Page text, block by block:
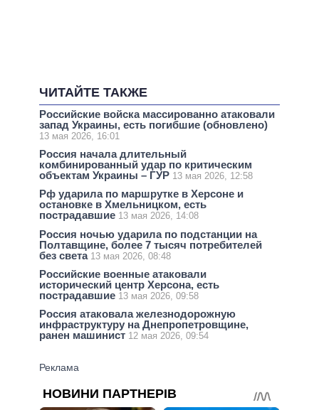
ЧИТАЙТЕ ТАКЖЕ
Российские войска массированно атаковали
запад Украины, есть погибшие (обновлено)
13 мая 2026, 16:01
Россия начала длительный
комбинированный удар по критическим
объектам Украины – ГУР 13 мая 2026, 12:58
Рф ударила по маршрутке в Херсоне и
остановке в Хмельницком, есть
пострадавшие 13 мая 2026, 14:08
Россия ночью ударила по подстанции на
Полтавщине, более 7 тысяч потребителей
без света 13 мая 2026, 08:48
Российские военные атаковали
исторический центр Херсона, есть
пострадавшие 13 мая 2026, 09:58
Россия атаковала железнодорожную
инфраструктуру на Днепропетровщине,
ранен машинист 12 мая 2026, 09:54